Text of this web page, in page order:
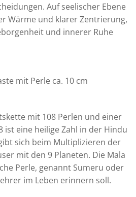
Auf seelischer Ebene
Wärme und klarer Zentrierung,
und innerer Ruhe
mit Perle ca. 10 cm
mit 108 Perlen und einer
ist eine heilige Zahl in der Hindu
sich beim Multiplizieren der
mit den 9 Planeten. Die Mala
Perle, genannt Sumeru oder
im Leben erinnern soll.